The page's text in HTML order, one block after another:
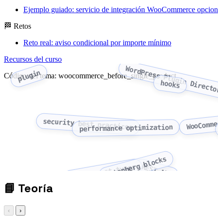
Ejemplo guiado: servicio de integración WooCommerce
🏁 Retos
Reto real: aviso condicional por importe mínimo
Recursos del curso
Código del tema: woocommerce_before_single_product
plugin WordPress Plugin
hooks
security best practices
performance optimization
custom post typesGutenberg blocks
REST API
📘 Teoría
‹ ›